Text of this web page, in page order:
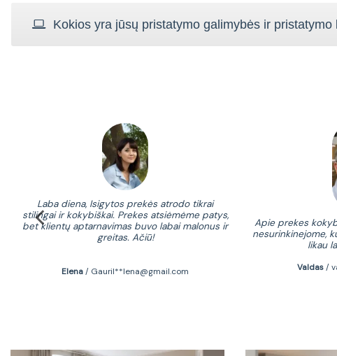
Kokios yra jūsų pristatymo galimybės ir pristatymo
Laba diena, Isigytos prekės atrodo tikrai
stilingai ir kokybiškai. Prekes atsiėmėme patys,
bet klientų aptarnavimas buvo labai malonus ir
greitas. Ačiū!
Elena / Gauril**lena@gmail.com
Apie prekes
nesurinkinejome,
likau
Valdas /